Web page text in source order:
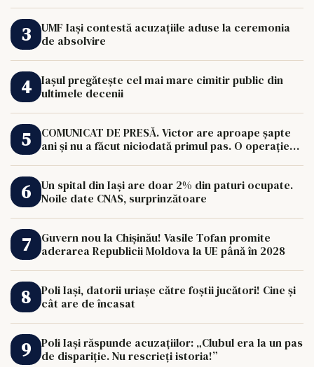
UMF Iași contestă acuzațiile aduse la ceremonia
de absolvire
Iașul pregătește cel mai mare cimitir public din
ultimele decenii
COMUNICAT DE PRESĂ. Victor are aproape șapte
ani și nu a făcut niciodată primul pas. O operație
Un spital din Iași are doar 2% din paturi ocupate.
Noile date CNAS, surprinzătoare
Guvern nou la Chișinău! Vasile Tofan promite
aderarea Republicii Moldova la UE până în 2028
Poli Iași, datorii uriașe către foștii jucători! Cine și
cât are de încasat
Poli Iași răspunde acuzațiilor: „Clubul era la un pas
de dispariție. Nu rescrieți istoria!”